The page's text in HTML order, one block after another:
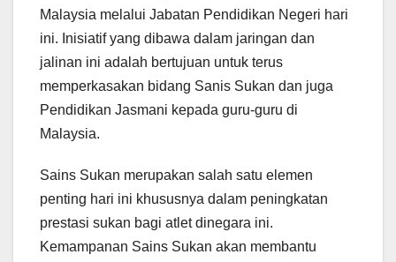
Malaysia melalui Jabatan Pendidikan Negeri hari
ini. Inisiatif yang dibawa dalam jaringan dan
jalinan ini adalah bertujuan untuk terus
memperkasakan bidang Sanis Sukan dan juga
Pendidikan Jasmani kepada guru-guru di
Malaysia.
Sains Sukan merupakan salah satu elemen
penting hari ini khususnya dalam peningkatan
prestasi sukan bagi atlet dinegara ini.
Kemampanan Sains Sukan akan membantu